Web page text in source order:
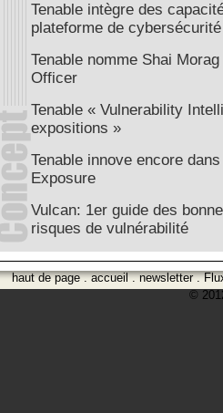
Tenable intègre des
plateforme de cybersécurité
Tenable nomme Shai
Officer
Tenable « Vulnerability
expositions »
Tenable innove encore
Exposure
Vulcan: 1er guide des
risques de vulnérabilité
haut de page.accueil.newsletter.
©